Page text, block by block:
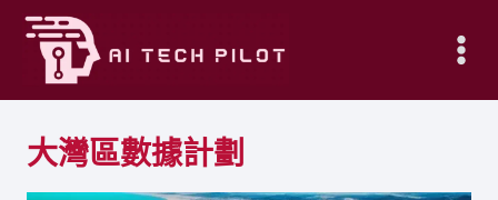
Skip
content
大灣區數據計劃